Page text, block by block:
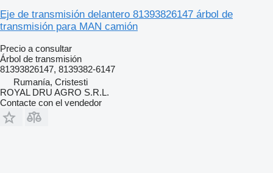
Eje de transmisión delantero 81393826147 árbol de
transmisión para MAN camión
Precio a consultar
Árbol de transmisión
81393826147, 8139382-6147
Rumanía, Cristesti
ROYAL DRU AGRO S.R.L.
Contacte con el vendedor